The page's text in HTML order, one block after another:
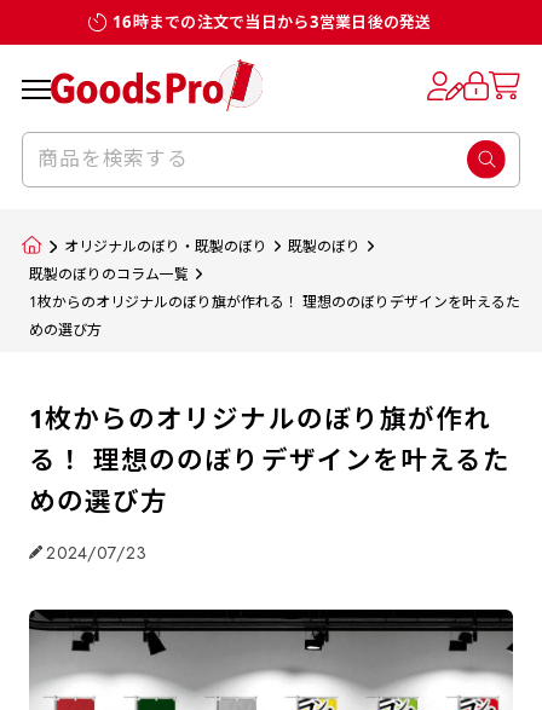
16時までの注文で当日から3営業日後の発送
オリジナルのぼり・既製のぼり
既製のぼり
既製のぼりのコラム一覧
1枚からのオリジナルのぼり旗が作れる！ 理想ののぼりデザインを叶えるた
めの選び方
1枚からのオリジナルのぼり旗が作れ
る！ 理想ののぼりデザインを叶えるた
めの選び方
2024/07/23